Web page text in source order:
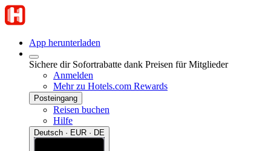
App herunterladen
Sichere dir Sofortrabatte dank Preisen für Mitglieder
Anmelden
Mehr zu Hotels.com Rewards
Posteingang
Reisen buchen
Hilfe
Deutsch · EUR · DE